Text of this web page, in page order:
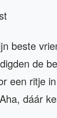
beste
de
een ritje
dáár